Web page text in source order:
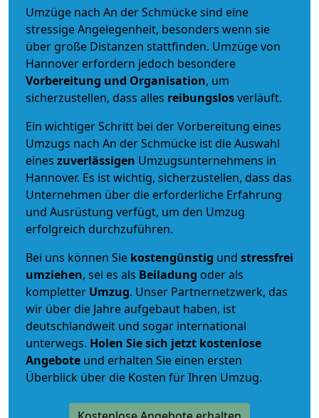
Umzüge nach An der Schmücke sind eine
stressige Angelegenheit, besonders wenn sie
über große Distanzen stattfinden. Umzüge von
Hannover erfordern jedoch besondere
Vorbereitung und Organisation, um
sicherzustellen, dass alles reibungslosverläuft.
Ein wichtiger Schritt bei der Vorbereitung eines
Umzugs nach An der Schmücke ist die Auswahl
eines zuverlässigen Umzugsunternehmens in
Hannover. Es ist wichtig, sicherzustellen, dass das
Unternehmen über die erforderliche Erfahrung
und Ausrüstung verfügt, um den Umzug
erfolgreich durchzuführen.
Bei uns können Sie kostengünstig und stressfrei
umziehen, sei es als Beiladung oder als
kompletter Umzug. Unser Partnernetzwerk, das
wir über die Jahre aufgebaut haben, ist
deutschlandweit und sogar international
unterwegs. Holen Sie sich jetzt kostenlose
Angebote und erhalten Sie einen ersten
Überblick über die Kosten für Ihren Umzug.